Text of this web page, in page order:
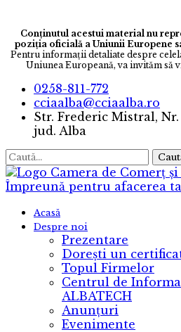
Conținutul acestui material nu
poziția oficială a Uniunii Europene
Pentru informaţii detaliate despre
Uniunea Europeană, va invităm să
0258-811-772
cciaalba@cciaalba.ro
Str. Frederic Mistral, Nr.
jud. Alba
Camera de Comerț
Împreună pentru afacerea ta
Acasă
Despre noi
Prezentare
Dorești un
Topul Firmelor
Centrul de
ALBATECH
Anunțuri
Evenimente